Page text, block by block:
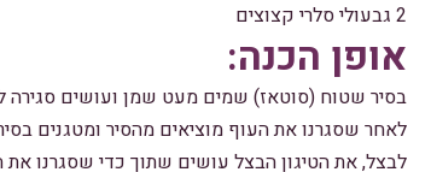
2 גבעולי סלרי קצוצים
אופן הכנה:
בסיר שטוח (סוטאז) שמים מעט שמן ועושים
לאחר שסגרנו את העוף מוציאים מהסיר ומטגנים
לבצל, את הטיגון הבצל עושים שתוך כדי שסגרנו